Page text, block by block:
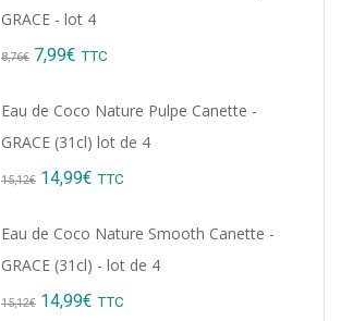
GRACE - lot 4
8,76€ Original
7,99€ Current
TTC
Eau de Coco Nature Pulpe Canette -
GRACE (31cl) lot de 4
15,12€ Original
14,99€ Current
TTC
Eau de Coco Nature Smooth Canette -
GRACE (31cl) - lot de 4
15,12€ Original
14,99€ Current
TTC